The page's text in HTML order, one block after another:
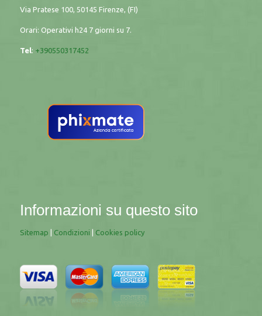
Via Pratese 100, 50145 Firenze, (FI)
Orari: Operativi h24 7 giorni su 7.
Tel: +390550317452
Informazioni su questo sito
Sitemap Condizioni Cookies policy